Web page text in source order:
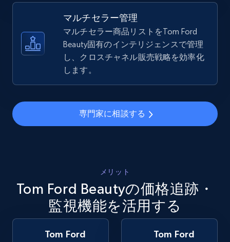
668+
TikTok Shop - discover records by shop url
URL, Title, Available, Description, Currency, Initial
Amazon sellers info
Seller id, URL, Seller name, Description, Detailed
info, Stars, Feedbacks, Return policy, and more.
マルチセラー管理
マルチセラー商品リストをTom Ford
Beauty固有のインテリジェンスで管理
し、クロスチャネル販売戦略を効率化
します。
専門家に相談する
メリット
Tom Ford Beautyの価格追跡・
監視機能を活用する
Tom Ford
Tom Ford